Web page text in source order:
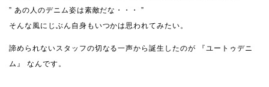
” あの人のデニム姿は素敵だな・・・ ”
そんな風にじぶん自身もいつかは思われてみたい。
諦められないスタッフの切なる一声から誕生したのが 『ユートゥデニ
ム』 なんです。